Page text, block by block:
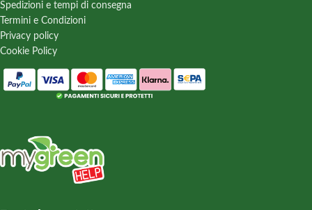
Spedizioni e tempi di consegna
Termini e Condizioni
Privacy policy
Cookie Policy